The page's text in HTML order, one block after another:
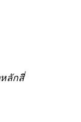
หลักสี่